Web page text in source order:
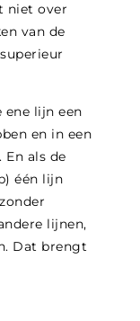
niet over
van de
lijn een
en in een
als de
één lijn
lijnen,
Dat brengt